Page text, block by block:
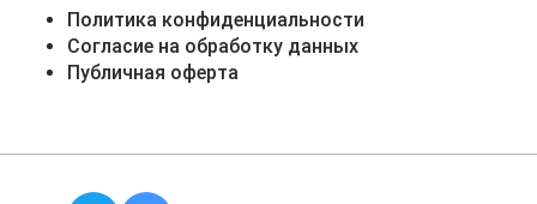
Политика конфиденциальности
Согласие на обработку данных
Публичная оферта